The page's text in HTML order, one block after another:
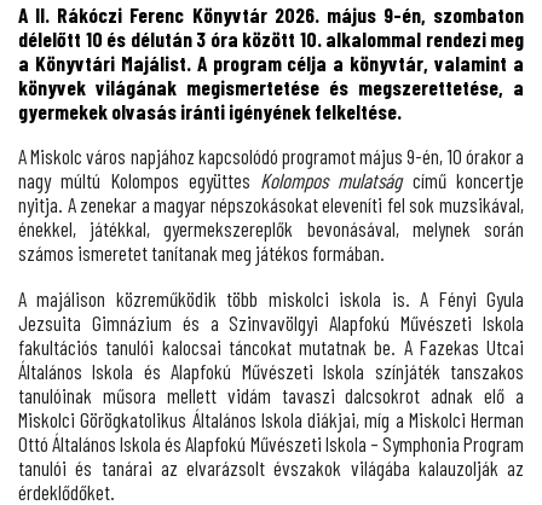
A II. Rákóczi Ferenc Könyvtár 2026. május 9-én, szombaton
délelőtt 10 és délután 3 óra között 10. alkalommal rendezi meg
a Könyvtári Majálist. A program célja a könyvtár, valamint a
könyvek világának megismertetése és megszerettetése, a
gyermekek olvasás iránti igényének felkeltése.
A Miskolc város napjához kapcsolódó programot május 9-én, 10 órakor a
nagy múltú Kolompos együttes Kolompos mulatságcímű koncertje
nyitja. A zenekar a magyar népszokásokat eleveníti fel sok muzsikával,
énekkel, játékkal, gyermekszereplők bevonásával, melynek során
számos ismeretet tanítanak meg játékos formában.
A majálison közreműködik több miskolci iskola is. A Fényi Gyula
Jezsuita Gimnázium és a Szinvavölgyi Alapfokú Művészeti Iskola
fakultációs tanulói kalocsai táncokat mutatnak be. A Fazekas Utcai
Általános Iskola és Alapfokú Művészeti Iskola színjáték tanszakos
tanulóinak műsora mellett vidám tavaszi dalcsokrot adnak elő a
Miskolci Görögkatolikus Általános Iskola diákjai, míg a Miskolci Herman
Ottó Általános Iskola és Alapfokú Művészeti Iskola – Symphonia Program
tanulói és tanárai az elvarázsolt évszakok világába kalauzolják az
érdeklődőket.